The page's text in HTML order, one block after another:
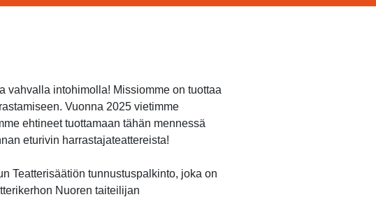
vahvalla intohimolla! Missiomme on tuottaa
Vuonna 2025 vietimme
ehtineet tuottamaan tähän mennessä
eturivin harrastajateattereista!
Teatterisäätiön tunnustuspalkinto, joka on
Nuoren taiteilijan